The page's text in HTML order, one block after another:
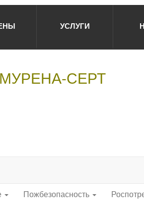
УСЛУГИ
МУРЕНА-СЕРТ
Пожбезопасность